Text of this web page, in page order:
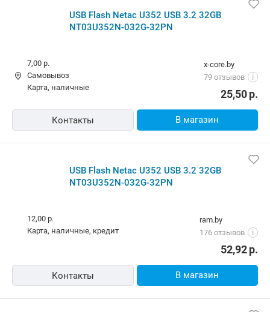
USB Flash Netac U352 USB 3.2 32GB
NT03U352N-032G-32PN
x-core.by
79 отзывов
i
7,00 р.
Самовывоз
карта, наличные
25,50р.
Контакты В магазин
USB Flash Netac U352 USB 3.2 32GB
NT03U352N-032G-32PN
ram.by
176 отзывов
i
12,00 р.
карта, наличные, кредит
52,92р.
Контакты В магазин